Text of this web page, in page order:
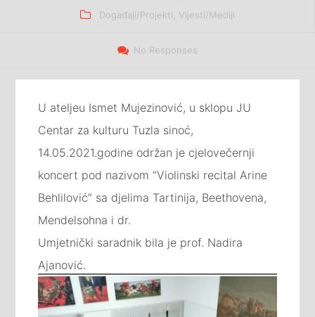
Categories
Događaji/Projekti Vijesti/Mediji
No Responses
U ateljeu Ismet Mujezinović, u sklopu JU
Centar za kulturu Tuzla sinoć,
14.05.2021.godine održan je cjelovečernji
koncert pod nazivom “Violinski recital Arine
Behlilović” sa djelima Tartinija, Beethovena,
Mendelsohna i dr.
Umjetnički saradnik bila je prof. Nadira
Ajanović.